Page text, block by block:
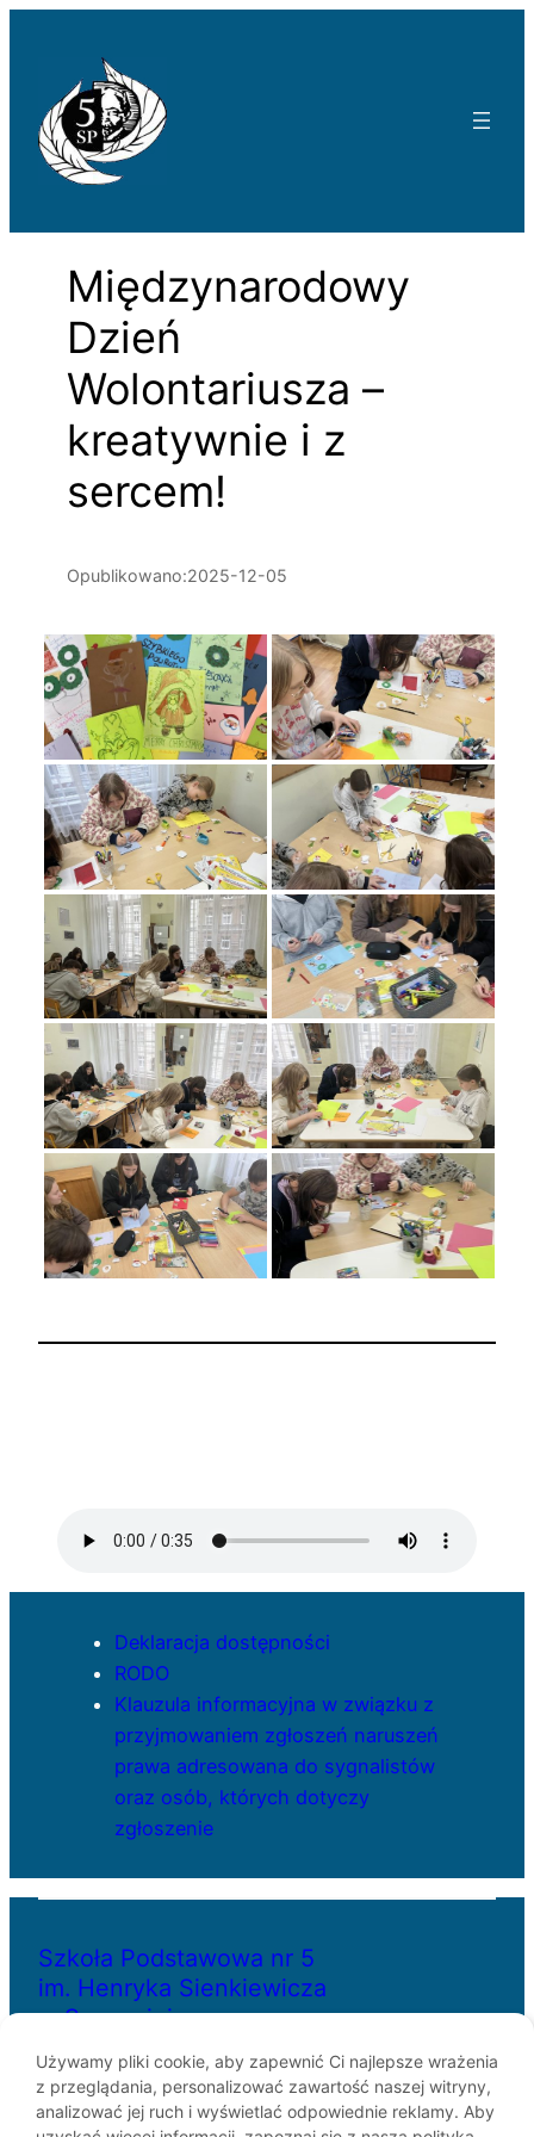
Międzynarodowy
Dzień
Wolontariusza –
kreatywnie i z
sercem!
Opublikowano:2025-12-05
Deklaracja dostępności
RODO
Klauzula informacyjna w związku z
przyjmowaniem zgłoszeń naruszeń
prawa adresowana do sygnalistów
oraz osób, których dotyczy
zgłoszenie
Szkoła Podstawowa nr 5
im. Henryka Sienkiewicza
w Szczecinie
ul. Bł. Królowej Jadwigi 29
70-262 Szczecin
Używamy pliki cookie, aby zapewnić Ci najlepsze wrażenia
z przeglądania, personalizować zawartość naszej witryny,
analizować jej ruch i wyświetlać odpowiednie reklamy. Aby